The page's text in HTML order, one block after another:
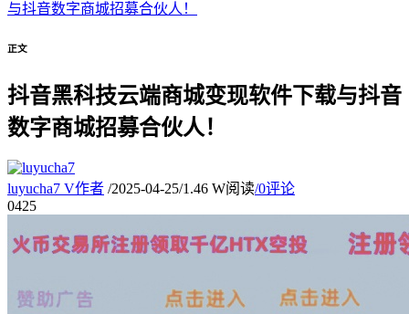
与抖音数字商城招募合伙人！
正文
抖音黑科技云端商城变现软件下载与抖音
数字商城招募合伙人！
luyucha7 V作者 /2025-04-25/1.46 W阅读/0评论
0425